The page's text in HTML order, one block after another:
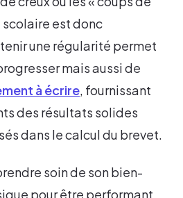
scolaire est donc
une régularité permet
mais aussi de
à écrire, fournissant
des résultats solides
dans le calcul du brevet.
soin de son bien-
pour être performant.